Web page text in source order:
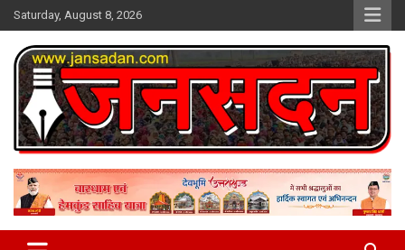
Skip
to
content
Saturday, August 8, 2026
Jan Sadan